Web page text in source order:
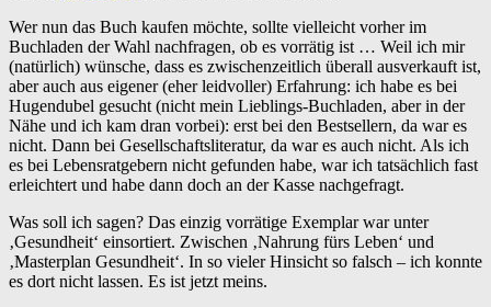
Wer nun das Buch kaufen möchte, sollte vielleicht vorher im
Buchladen der Wahl nachfragen, ob es vorrätig ist … Weil ich mir
(natürlich) wünsche, dass es zwischenzeitlich überall ausverkauft ist,
aber auch aus eigener (eher leidvoller) Erfahrung: ich habe es bei
Hugendubel gesucht (nicht mein Lieblings-Buchladen, aber in der
Nähe und ich kam dran vorbei): erst bei den Bestsellern, da war es
nicht. Dann bei Gesellschaftsliteratur, da war es auch nicht. Als ich
es bei Lebensratgebern nicht gefunden habe, war ich tatsächlich fast
erleichtert und habe dann doch an der Kasse nachgefragt.
Was soll ich sagen? Das einzig vorrätige Exemplar war unter
‚Gesundheit‘ einsortiert. Zwischen ‚Nahrung fürs Leben‘ und
‚Masterplan Gesundheit‘. In so vieler Hinsicht so falsch – ich konnte
es dort nicht lassen. Es ist jetzt meins.